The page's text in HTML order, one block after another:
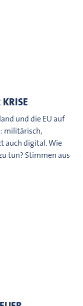
und die EU auf
militärisch,
auch digital. Wie
tun? Stimmen aus